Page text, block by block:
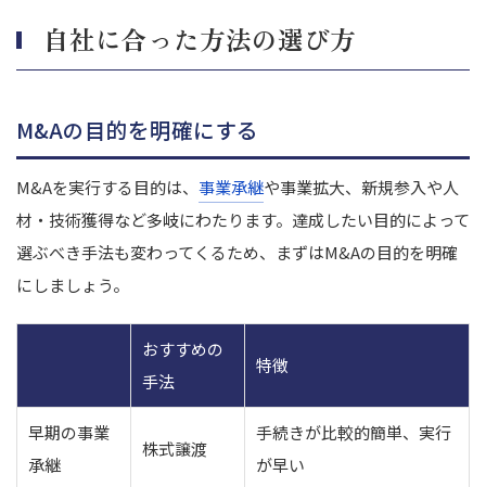
自社に合った方法の選び方
M&Aの目的を明確にする
M&Aを実行する目的は、 事業承継や事業拡大、新規参入や人
材・技術獲得など多岐にわたります。達成したい目的によって
選ぶべき手法も変わってくるため、まずはM&Aの目的を明確
にしましょう。
おすすめの
手法
特徴
早期の事業
承継
株式譲渡
手続きが比較的簡単、実行
が早い